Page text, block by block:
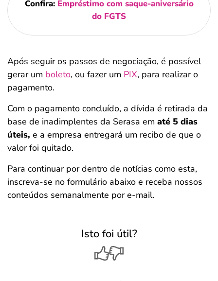
Confira: Empréstimo com saque-aniversário
do FGTS
Após seguir os passos de negociação, é possível
gerar um boleto, ou fazer um PIX, para realizar o
pagamento.
Com o pagamento concluído, a dívida é retirada da
base de inadimplentes da Serasa em até 5 dias
úteis, e a empresa entregará um recibo de que o
valor foi quitado.
Para continuar por dentro de notícias como esta,
inscreva-se no formulário abaixo e receba nossos
conteúdos semanalmente por e-mail.
Isto foi útil?